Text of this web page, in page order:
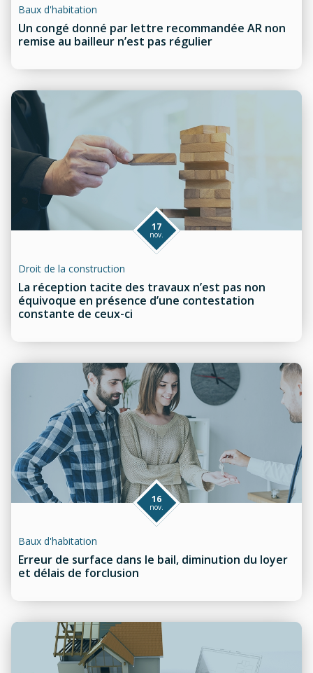
Un congé donné par lettre recommandée AR non
remise au bailleur n’est pas régulier
Baux d'habitation
La réception tacite des travaux n’est pas non
équivoque en présence d’une contestation
constante de ceux-ci
17
nov.
Droit de la construction
Erreur de surface dans le bail, diminution du loyer
et délais de forclusion
16
nov.
Baux d'habitation